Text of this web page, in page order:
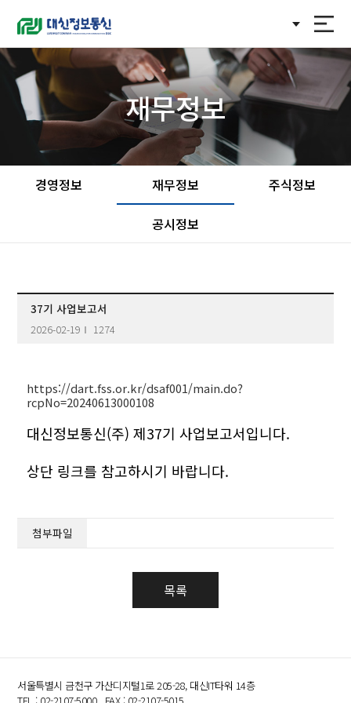
재무정보
경영정보 재무정보 주식정보
공시정보
37기 사업보고서
2026-02-19 1274
https://dart.fss.or.kr/dsaf001/main.do?
rcpNo=20240613000108
대신정보통신(주) 제37기 사업보고서입니다.
상단 링크를 참고하시기 바랍니다.
첨부파일
목록
서울특별시 금천구 가산디지털1로 205-28, 대신IT타워 14층